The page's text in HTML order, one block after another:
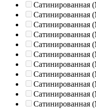
Сатинированная
Сатинированная
Сатинированная
Сатинированная
Сатинированная
Сатинированная
Сатинированная
Сатинированная
Сатинированная
Сатинированная
Сатинированная